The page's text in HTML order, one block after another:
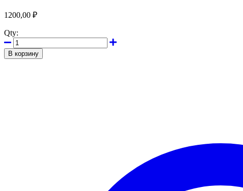
1200,00 ₽
Qty:
В корзину